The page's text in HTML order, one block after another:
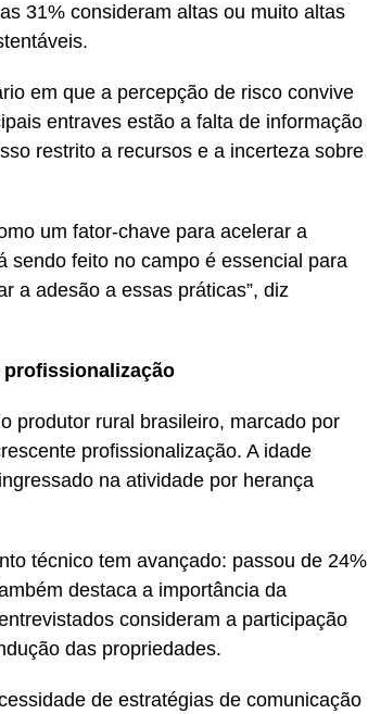
31% consideram altas ou muito altas
em que a percepção de risco convive
entraves estão a falta de informação
restrito a recursos e a incerteza sobre
um fator-chave para acelerar a
sendo feito no campo é essencial para
a adesão a essas práticas”, diz
produtor rural brasileiro, marcado por
profissionalização. A idade
na atividade por herança
técnico tem avançado: passou de 24%
destaca a importância da
consideram a participação
das propriedades.
de estratégias de comunicação